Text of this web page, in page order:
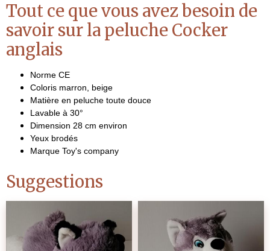
Tout ce que vous avez besoin de
savoir sur la peluche Cocker
anglais
Norme CE
Coloris marron, beige
Matière en peluche toute douce
Lavable à 30°
Dimension 28 cm environ
Yeux brodés
Marque Toy's company
Suggestions